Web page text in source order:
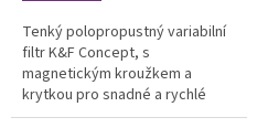
Tenký polopropustný variabilní
filtr K&F Concept, s
magnetickým kroužkem a
krytkou pro snadné a rychlé
uchycení na objektiv, je určený